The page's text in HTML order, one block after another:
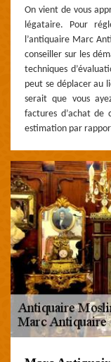
On vient de vous
légataire. Pour
l’antiquaire Marc
conseiller sur les
techniques
peut se déplacer au
serait que vous
factures d’achat
estimation par